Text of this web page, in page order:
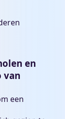
en
van
een